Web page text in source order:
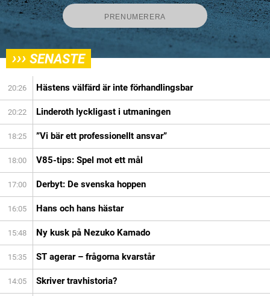
››› SENASTE
20:26 Hästens välfärd är inte förhandlingsbar
20:22 Linderoth lyckligast i utmaningen
18:25 ”Vi bär ett professionellt ansvar”
18:00 V85-tips: Spel mot ett mål
17:00 Derbyt: De svenska hoppen
16:05 Hans och hans hästar
15:48 Ny kusk på Nezuko Kamado
15:35 ST agerar – frågorna kvarstår
14:05 Skriver travhistoria?